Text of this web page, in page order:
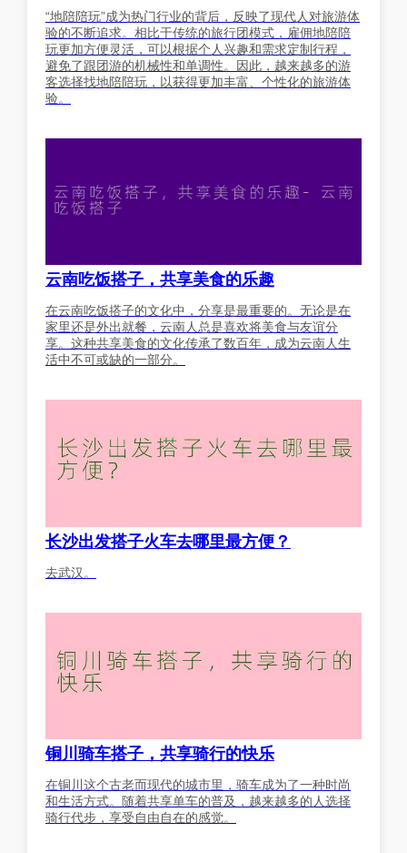
“地陪陪玩”成为热门行业的背后，反映了现代人对旅游体
验的不断追求。相比于传统的旅行团模式，雇佣地陪陪
玩更加方便灵活，可以根据个人兴趣和需求定制行程，
避免了跟团游的机械性和单调性。因此，越来越多的游
客选择找地陪陪玩，以获得更加丰富、个性化的旅游体
验。
云南吃饭搭子，共享美食的乐趣
在云南吃饭搭子的文化中，分享是最重要的。无论是在
家里还是外出就餐，云南人总是喜欢将美食与友谊分
享。这种共享美食的文化传承了数百年，成为云南人生
活中不可或缺的一部分。
长沙出发搭子火车去哪里最方便？
去武汉。
铜川骑车搭子，共享骑行的快乐
在铜川这个古老而现代的城市里，骑车成为了一种时尚
和生活方式。随着共享单车的普及，越来越多的人选择
骑行代步，享受自由自在的感觉。